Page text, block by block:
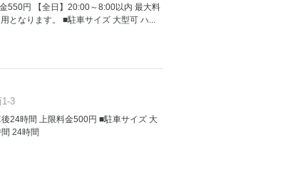
550円 【全日】20:00～8:00以内 最大料
となります。 ■駐車サイズ 大型可 ハ...
3
24時間 上限料金500円 ■駐車サイズ 大
24時間